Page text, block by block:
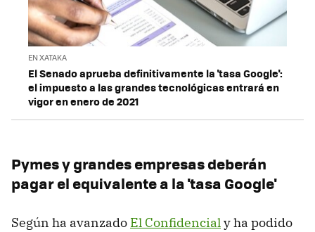
EN XATAKA
El Senado aprueba definitivamente la 'tasa Google':
el impuesto a las grandes tecnológicas entrará en
vigor en enero de 2021
Pymes y grandes empresas deberán
pagar el equivalente a la 'tasa Google'
Según ha avanzado El Confidencialy ha podido